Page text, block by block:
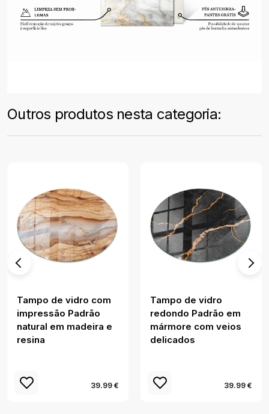
Outros produtos nesta categoria:
Tampo de vidro com
impressão Padrão
natural em madeira e
resina
39.99 €
Tampo de vidro
redondo Padrão em
mármore com veios
delicados
39.99 €